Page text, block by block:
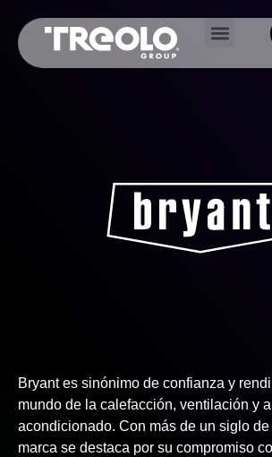
Bryant es sinónimo de confianza y
mundo de la calefacción, ventilación y
acondicionado. Con más de un siglo
marca se destaca por su compromiso